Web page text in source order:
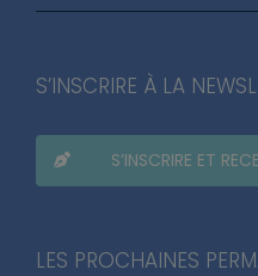
S’INSCRIRE À LA
S’INSCRIRE ET
LES PROCHAINES